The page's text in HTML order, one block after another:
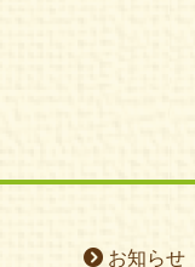
お知らせ